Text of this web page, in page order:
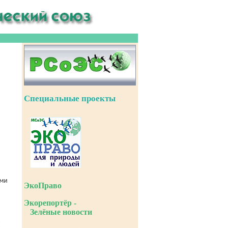
Специальные проекты
ЭкоПраво
Экорепортёр -
Зелёные новости